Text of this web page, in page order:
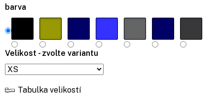
barva
Velikost - zvolte variantu
Tabulka velikostí